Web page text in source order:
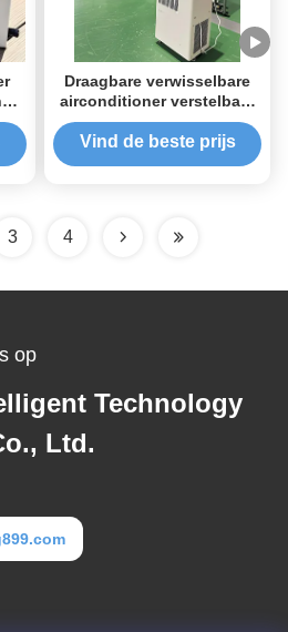
Draagbare verwisselbare
airconditioner verstelbare
thermostaat verwisselbare
AC-eenheid
Vind de beste prijs
3 4
op
Technology
Ltd.